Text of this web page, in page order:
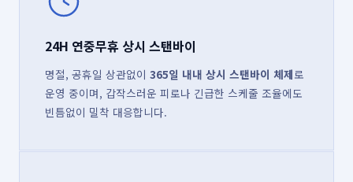
24H 연중무휴 상시 스탠바이
명절, 공휴일 상관없이 365일 내내 상시 스탠바이 체제로
운영 중이며, 갑작스러운 피로나 긴급한 스케줄 조율에도
빈틈없이 밀착 대응합니다.